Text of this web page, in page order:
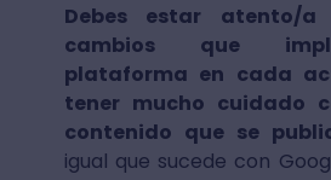
Debes estar atento/
cambios que
plataforma en cada
tener mucho cuidado
contenido que se
igual que sucede con